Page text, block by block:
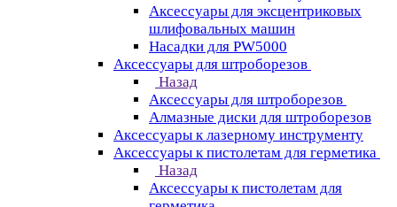
Аксессуары для эксцентриковых
шлифовальных машин
Насадки для PW5000
Аксессуары для штроборезов
Назад
Аксессуары для штроборезов
Алмазные диски для штроборезов
Аксессуары к лазерному инструменту
Аксессуары к пистолетам для герметика
Назад
Аксессуары к пистолетам для